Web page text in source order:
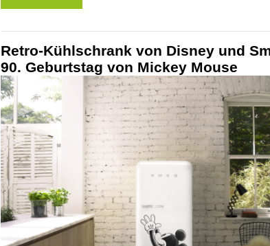
Retro-Kühlschrank von Disney und
90. Geburtstag von Mickey Mouse